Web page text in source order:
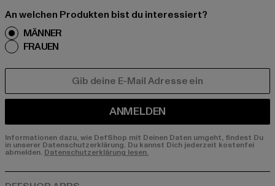
An welchen Produkten bist du interessiert?
MÄNNER
FRAUEN
ANMELDEN
Informationen dazu, wie DefShop mit Deinen Daten umgeht, findest Du
in unserer Datenschutzerklärung. Du kannst Dich jederzeit kostenfei
abmelden. Datenschutzerklärung lesen.